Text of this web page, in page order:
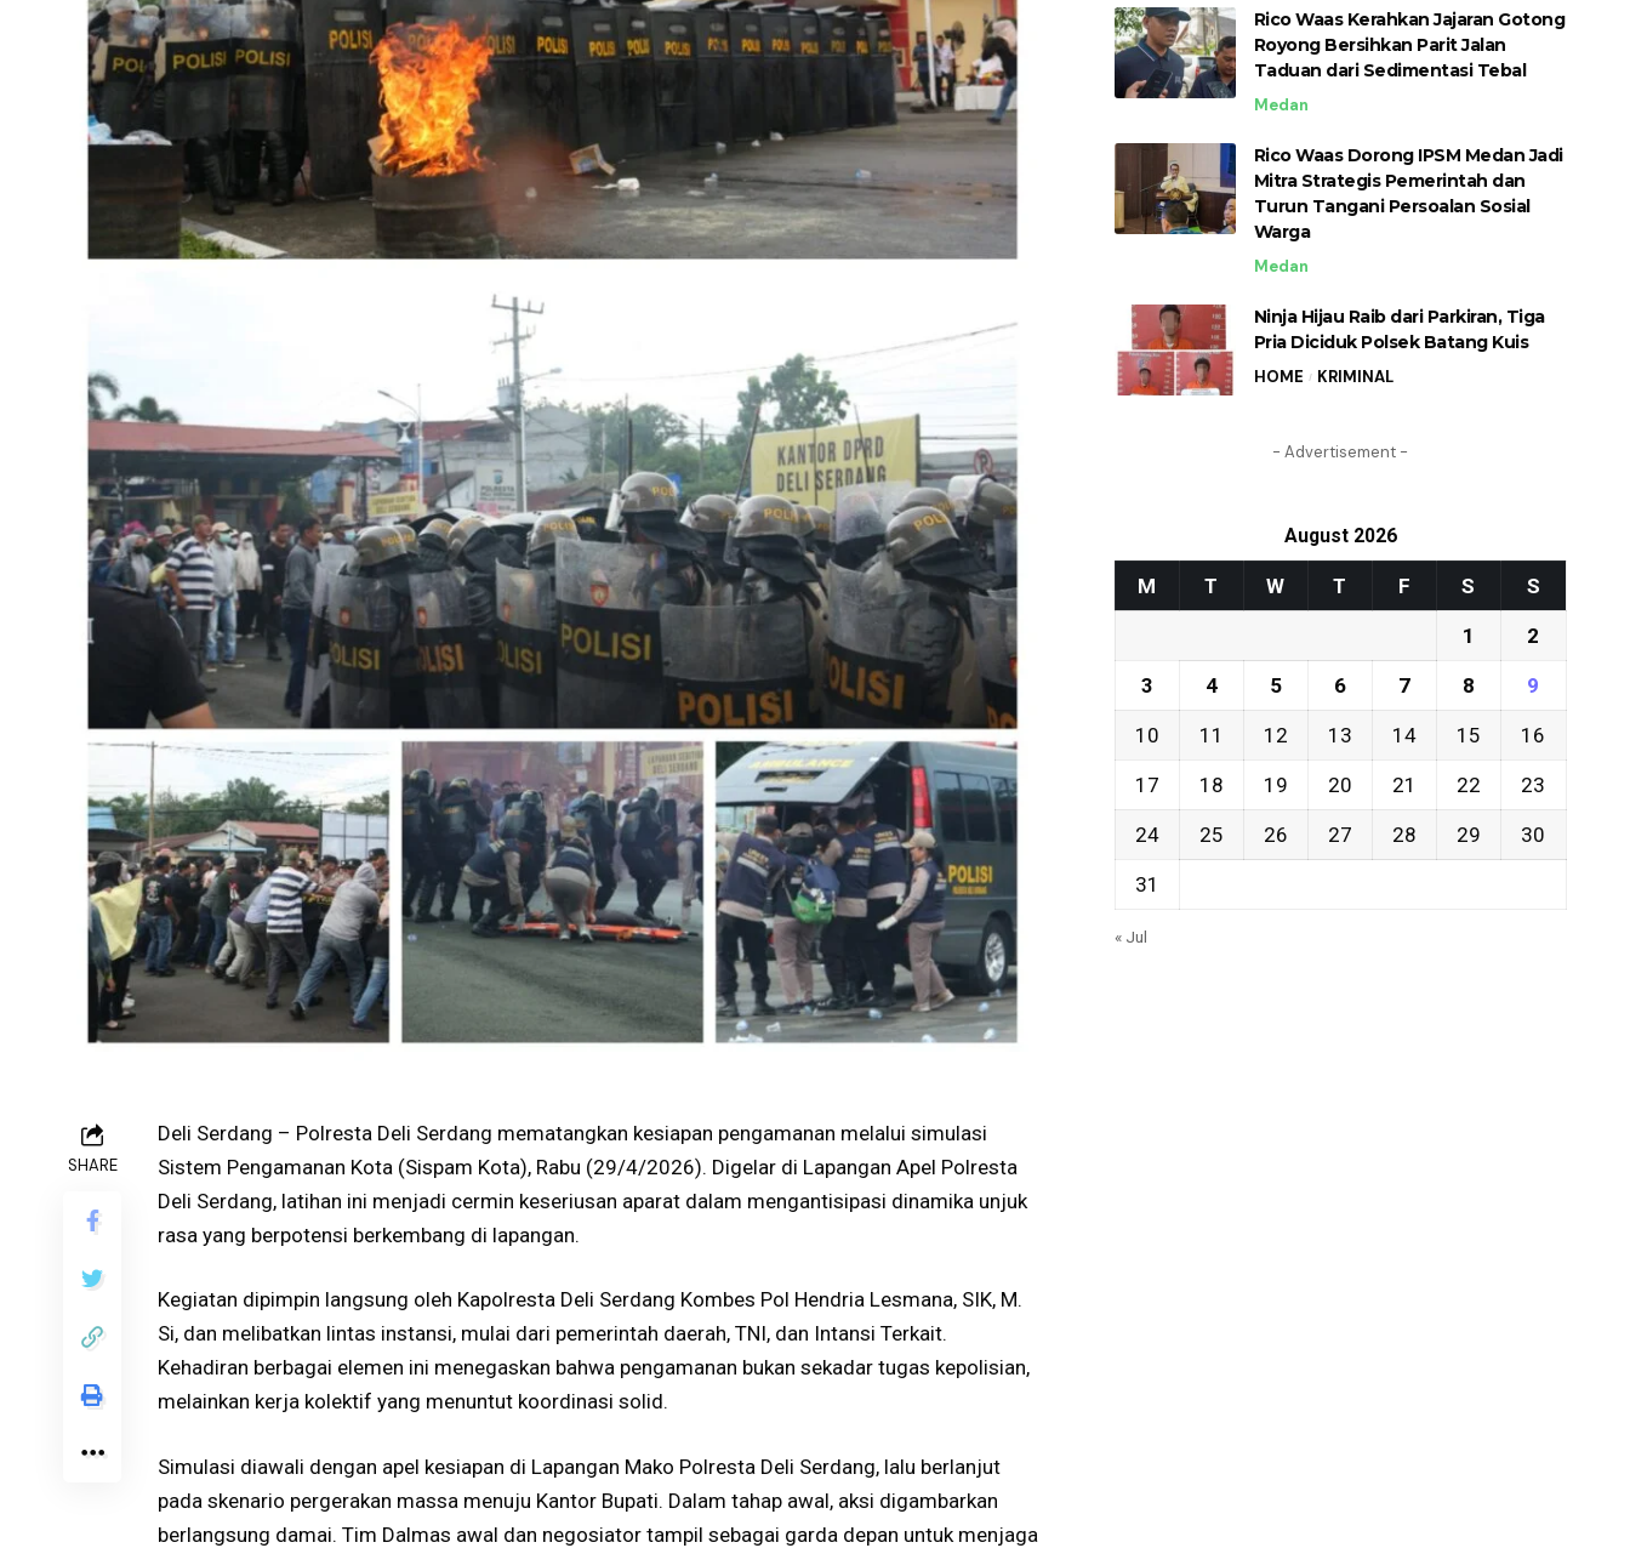
SHARE
Deli Serdang – Polresta Deli Serdang mematangkan kesiapan pengamanan melalui simulasi
Sistem Pengamanan Kota (Sispam Kota), Rabu (29/4/2026). Digelar di Lapangan Apel Polresta
Deli Serdang, latihan ini menjadi cermin keseriusan aparat dalam mengantisipasi dinamika unjuk
rasa yang berpotensi berkembang di lapangan.
Kegiatan dipimpin langsung oleh Kapolresta Deli Serdang Kombes Pol Hendria Lesmana, SIK, M.
Si, dan melibatkan lintas instansi, mulai dari pemerintah daerah, TNI, dan Intansi Terkait.
Kehadiran berbagai elemen ini menegaskan bahwa pengamanan bukan sekadar tugas kepolisian,
melainkan kerja kolektif yang menuntut koordinasi solid.
Simulasi diawali dengan apel kesiapan di Lapangan Mako Polresta Deli Serdang, lalu berlanjut
pada skenario pergerakan massa menuju Kantor Bupati. Dalam tahap awal, aksi digambarkan
berlangsung damai. Tim Dalmas awal dan negosiator tampil sebagai garda depan untuk menjaga
Rico Waas Kerahkan Jajaran Gotong
Royong Bersihkan Parit Jalan
Taduan dari Sedimentasi Tebal
Medan
Rico Waas Dorong IPSM Medan Jadi
Mitra Strategis Pemerintah dan
Turun Tangani Persoalan Sosial
Warga
Medan
Ninja Hijau Raib dari Parkiran, Tiga
Pria Diciduk Polsek Batang Kuis
HOME KRIMINAL
- Advertisement -
August 2026
M T W T F S S
1 2
3 4 5 6 7 8 9
10 11 12 13 14 15 16
17 18 19 20 21 22 23
24 25 26 27 28 29 30
31
« Jul